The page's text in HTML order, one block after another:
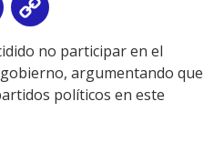
Email
Link
no participar en el
argumentando que
políticos en este